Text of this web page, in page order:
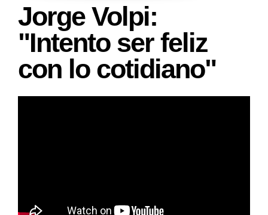
Jorge Volpi:
"Intento ser feliz
con lo cotidiano"